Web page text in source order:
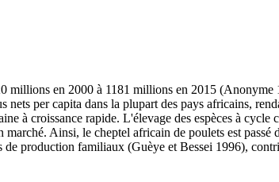
en 2000 à 1181 millions en 2015 (Anonyme
per capita dans la plupart des pays africains,
à croissance rapide. L'élevage des espèces à cycle
Ainsi, le cheptel africain de poulets est
production familiaux (Guèye et Bessei 1996),